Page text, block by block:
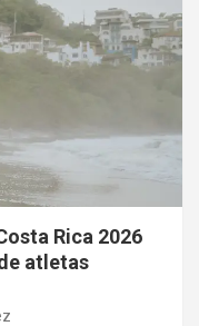
Rica 2026
atletas